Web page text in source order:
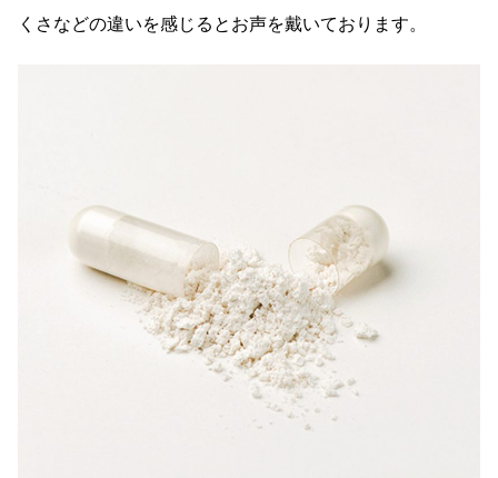
くさなどの違いを感じるとお声を戴いております。